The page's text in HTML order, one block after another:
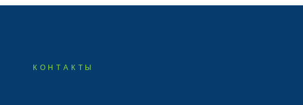
КОНТАКТЫ